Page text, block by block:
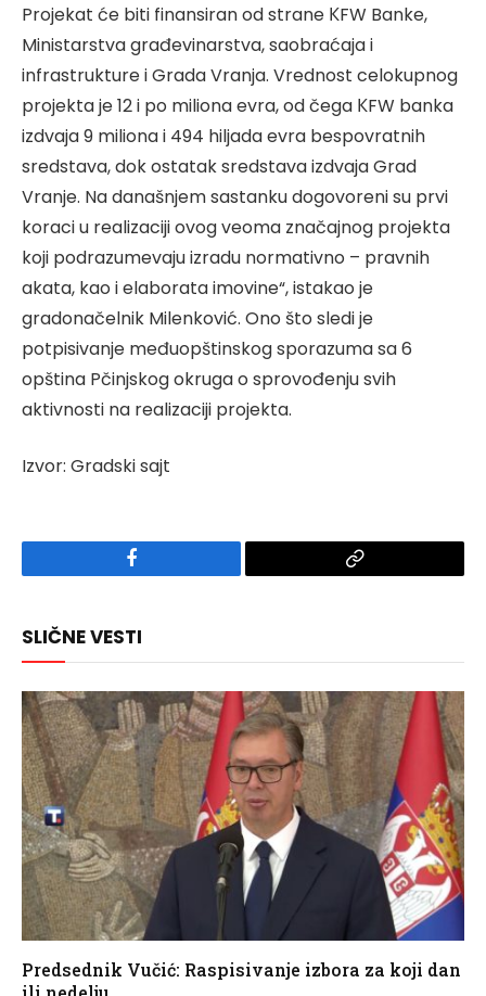
Projekat će biti finansiran od strane КFW Banke,
Ministarstva građevinarstva, saobraćaja i
infrastrukture i Grada Vranja. Vrednost celokupnog
projekta je 12 i po miliona evra, od čega КFW banka
izdvaja 9 miliona i 494 hiljada evra bespovratnih
sredstava, dok ostatak sredstava izdvaja Grad
Vranje. Na današnjem sastanku dogovoreni su prvi
koraci u realizaciji ovog veoma značajnog projekta
koji podrazumevaju izradu normativno – pravnih
akata, kao i elaborata imovine“, istakao je
gradonačelnik Milenković. Ono što sledi je
potpisivanje međuopštinskog sporazuma sa 6
opština Pčinjskog okruga o sprovođenju svih
aktivnosti na realizaciji projekta.
Izvor: Gradski sajt
Facebook
Copy
SLIČNE VESTI
Predsednik Vučić: Raspisivanje izbora za koji dan